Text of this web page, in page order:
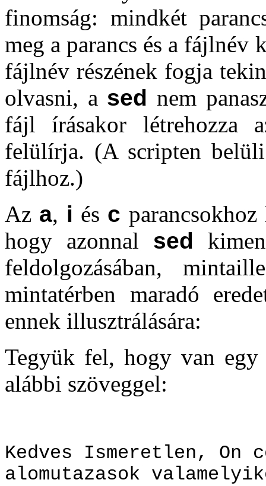
finomság: mindkét
meg a parancs és a fájlnév
fájlnév részének fogja
olvasni, a sed nem
fájl írásakor létrehozza
felülírja. (A scripten
fájlhoz.)
Az a, i és c
hogy azonnal sed
feldolgozásában,
mintatérben maradó
ennek illusztrálására:
Tegyük fel, hogy van
alábbi szöveggel:
Kedves Ismeretlen, On
alomutazasok